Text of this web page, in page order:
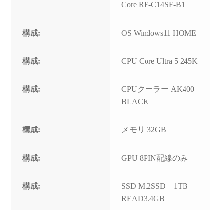
Core RF-C14SF-B1
構成: OS Windows11 HOME
構成: CPU Core Ultra 5 245K
構成:
CPUクーラー AK400
BLACK
構成: メモリ 32GB
構成: GPU 8PIN配線のみ
構成:
SSD M.2SSD 1TB
READ3.4GB